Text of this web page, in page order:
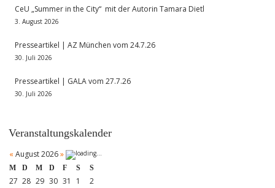
CeU „Summer in the City“ mit der Autorin Tamara Dietl
3. August 2026
Presseartikel | AZ München vom 24.7.26
30. Juli 2026
Presseartikel | GALA vom 27.7.26
30. Juli 2026
Veranstaltungskalender
« August 2026»
M D M D F S S
27 28 29 30 31 1
2